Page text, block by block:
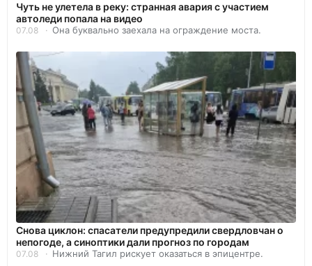
Чуть не улетела в реку: странная авария с участием
автоледи попала на видео
07.08 Она буквально заехала на ограждение моста.
Снова циклон: спасатели предупредили свердловчан о
непогоде, а синоптики дали прогноз по городам
07.08 Нижний Тагил рискует оказаться в эпицентре.